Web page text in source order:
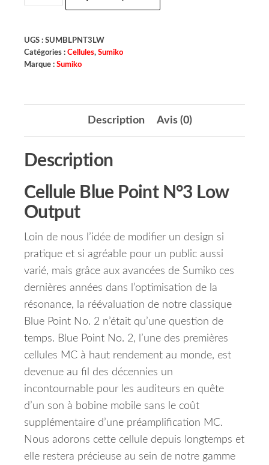
UGS : SUMBLPNT3LW
Catégories : Cellules, Sumiko
Marque : Sumiko
Description Avis (0)
Description
Cellule Blue Point N°3 Low
Output
Loin de nous l’idée de modifier un design si
pratique et si agréable pour un public aussi
varié, mais grâce aux avancées de Sumiko ces
dernières années dans l’optimisation de la
résonance, la réévaluation de notre classique
Blue Point No. 2 n’était qu’une question de
temps. Blue Point No. 2, l’une des premières
cellules MC à haut rendement au monde, est
devenue au fil des décennies un
incontournable pour les auditeurs en quête
d’un son à bobine mobile sans le coût
supplémentaire d’une préamplification MC.
Nous adorons cette cellule depuis longtemps et
elle restera précieuse au sein de notre gamme